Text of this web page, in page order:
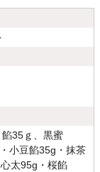
餡35ｇ、黒蜜
小豆餡35g・抹茶
太95g・桜餡